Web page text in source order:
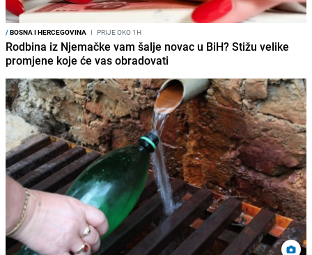
/BOSNA I HERCEGOVINA I PRIJE OKO 1H
Rodbina iz Njemačke vam šalje novac u BiH? Stižu velike
promjene koje će vas obradovati